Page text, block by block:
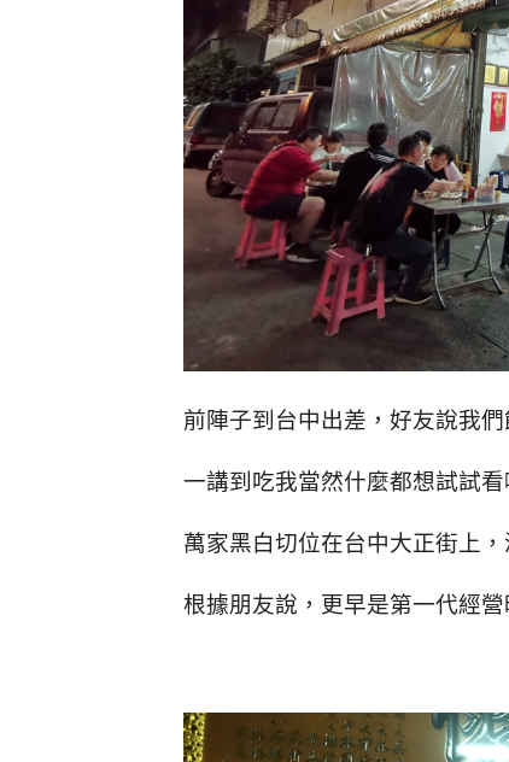
前陣子到台中出差，好友說我
一講到吃我當然什麼都想試試
萬家黑白切位在台中大正街上
根據朋友說，更早是第一代經